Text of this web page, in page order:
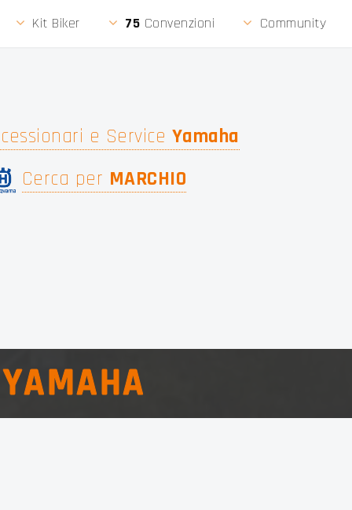
Kit Biker 75 Convenzioni Community
e Service Yamaha
Cerca per MARCHIO
YAMAHA